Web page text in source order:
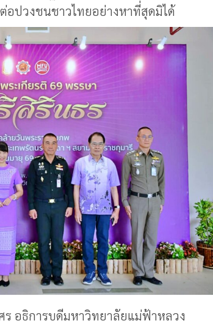
อปวงชนชาวไทยอย่างหาที่สุดมิได้
อธิการบดีมหาวิทยาลัยแม่ฟ้าหลวง